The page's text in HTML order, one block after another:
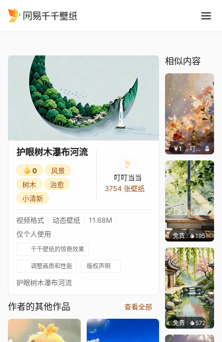
护眼树木瀑布河流
0
风景
树木
治愈
小清新
叮叮当当
3754 张壁纸
视频格式 动态壁纸
11.68M
仅个人使用
千千壁纸的惊艳效果
调整画质和性能 版权声明
护眼树木瀑布河流
作者的其他作品 查看全部
相似内容
￥1 叮叮当当
免费 195渔小小
免费 572渔小小